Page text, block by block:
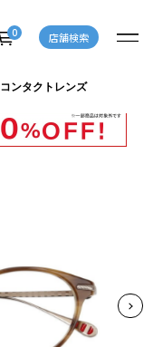
0 店舗検索
コンタクトレンズ